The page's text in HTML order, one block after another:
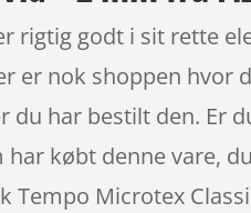
rigtig godt i sit rette
er nok shoppen hvor
har bestilt den. Er
købt denne vare,
Microtex